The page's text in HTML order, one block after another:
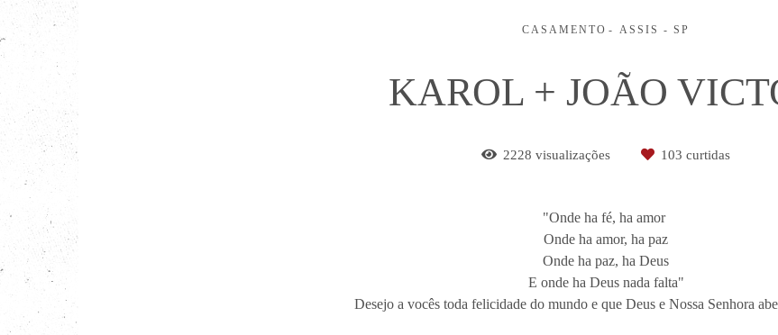
CASAMENTO ASSIS - SP
KAROL + JOÃO
2228 visualizações 103 curtidas
"Onde ha fé, ha amor
Onde ha amor, ha paz
Onde ha paz, ha Deus
E onde ha Deus nada falta"
Desejo a vocês toda felicidade do mundo e que Deus e Nossa Senhora